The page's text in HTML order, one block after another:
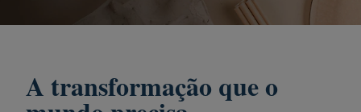
A transformação que o